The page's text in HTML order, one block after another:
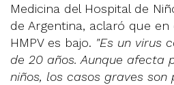
Medicina del Hospital de
de Argentina, aclaró que
HMPV es bajo. "Es un virus
de 20 años. Aunque afecta
niños, los casos graves son